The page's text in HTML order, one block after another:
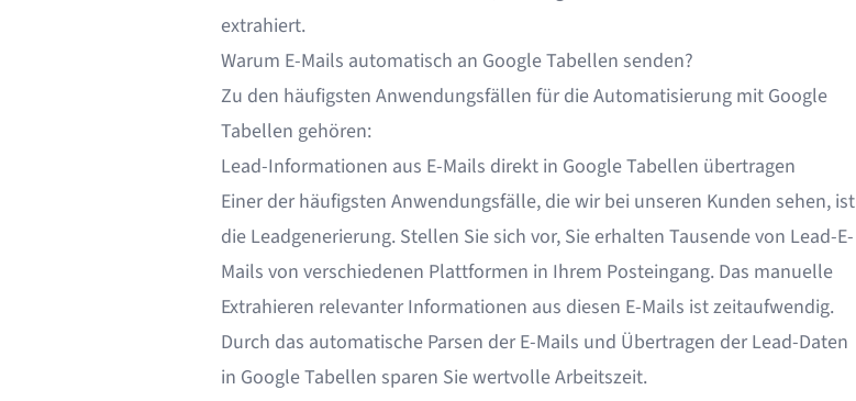
extrahiert.
Warum E-Mails automatisch an Google Tabellen senden?
Zu den häufigsten Anwendungsfällen für die Automatisierung mit Google
Tabellen gehören:
Lead-Informationen aus E-Mails direkt in Google Tabellen übertragen
Einer der häufigsten Anwendungsfälle, die wir bei unseren Kunden sehen, ist
die Leadgenerierung. Stellen Sie sich vor, Sie erhalten Tausende von Lead-E-
Mails von verschiedenen Plattformen in Ihrem Posteingang. Das manuelle
Extrahieren relevanter Informationen aus diesen E-Mails ist zeitaufwendig.
Durch das automatische Parsen der E-Mails und Übertragen der Lead-Daten
in Google Tabellen sparen Sie wertvolle Arbeitszeit.